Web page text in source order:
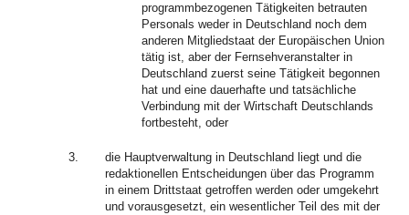
programmbezogenen Tätigkeiten betrauten
Personals weder in Deutschland noch dem
anderen Mitgliedstaat der Europäischen Union
tätig ist, aber der Fernsehveranstalter in
Deutschland zuerst seine Tätigkeit begonnen
hat und eine dauerhafte und tatsächliche
Verbindung mit der Wirtschaft Deutschlands
fortbesteht, oder
3.
die Hauptverwaltung in Deutschland liegt und die
redaktionellen Entscheidungen über das Programm
in einem Drittstaat getroffen werden oder umgekehrt
und vorausgesetzt, ein wesentlicher Teil des mit der